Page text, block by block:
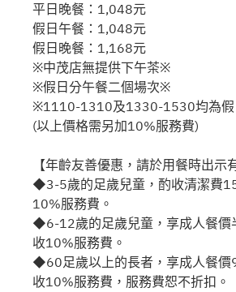
平日晚餐：1,048元
假日午餐：1,048元
假日晚餐：1,168元
※中茂店無提供下午茶※
※假日分午餐二個場次※
※1110-1310及1330-1530均為
(以上價格需另加10%服務費)
【年齡友善優惠，請於用餐時出示
◆3-5歲的足歲兒童，酌收清潔費
10%服務費。
◆6-12歲的足歲兒童，享成人餐價
收10%服務費。
◆60足歲以上的長者，享成人餐價
收10%服務費，服務費恕不折扣。